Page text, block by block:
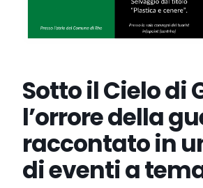
Sotto il Cielo di
l’orrore della
raccontato in
di eventi a